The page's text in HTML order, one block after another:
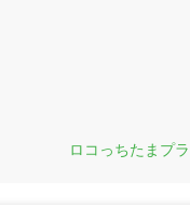
ロコっちたまプ